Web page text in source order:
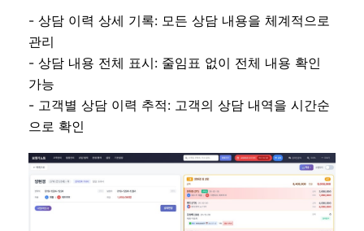
- 상담 이력 상세 기록: 모든 상담 내용을 체계적으로
관리
- 상담 내용 전체 표시: 줄임표 없이 전체 내용 확인
가능
- 고객별 상담 이력 추적: 고객의 상담 내역을 시간순
으로 확인